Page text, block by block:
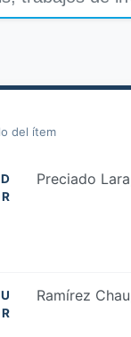
del ítem
Preciado
Ramírez